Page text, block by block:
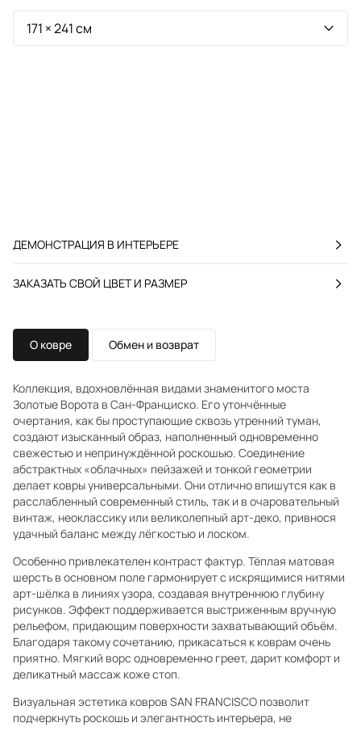
ДЕМОНСТРАЦИЯ В ИНТЕРЬЕРЕ
ЗАКАЗАТЬ СВОЙ ЦВЕТ И РАЗМЕР
О ковре Обмен и возврат
Коллекция, вдохновлённая видами знаменитого моста
Золотые Ворота в Сан-Франциско. Его утончённые
очертания, как бы проступающие сквозь утренний туман,
создают изысканный образ, наполненный одновременно
свежестью и непринуждённой роскошью. Соединение
абстрактных «облачных» пейзажей и тонкой геометрии
делает ковры универсальными. Они отлично впишутся как в
расслабленный современный стиль, так и в очаровательный
винтаж, неоклассику или великолепный арт-деко, привнося
удачный баланс между лёгкостью и лоском.
Особенно привлекателен контраст фактур. Тёплая матовая
шерсть в основном поле гармонирует с искрящимися нитями
арт-шёлка в линиях узора, создавая внутреннюю глубину
рисунков. Эффект поддерживается выстриженным вручную
рельефом, придающим поверхности захватывающий объём.
Благодаря такому сочетанию, прикасаться к коврам очень
приятно. Мягкий ворс одновременно греет, дарит комфорт и
деликатный массаж коже стоп.
Визуальная эстетика ковров SAN FRANCISCO позволит
подчеркнуть роскошь и элегантность интерьера, не